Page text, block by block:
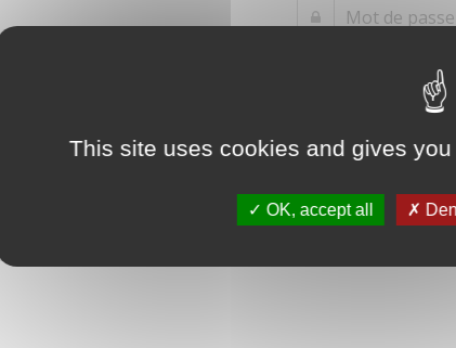
This site uses cookies and gives
OK, accept all